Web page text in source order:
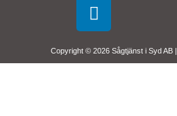
Copyright © 2026 Sågtjänst i Syd AB